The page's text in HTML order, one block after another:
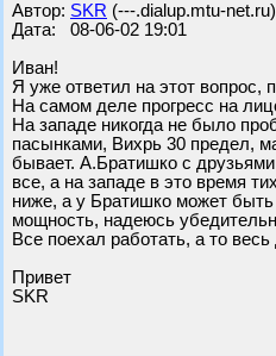
Автор: SKR (---.dialup.mtu-net.ru)
Дата: 08-06-02 19:01
Иван!
Я уже ответил на этот вопрос,
На самом деле прогресс на
На западе никогда не было
пасынками, Вихрь 30 предел,
бывает. А.Братишко с
все, а на западе в это время
ниже, а у Братишко может быть
мощность, надеюсь
Все поехал работать, а то
Привет
SKR